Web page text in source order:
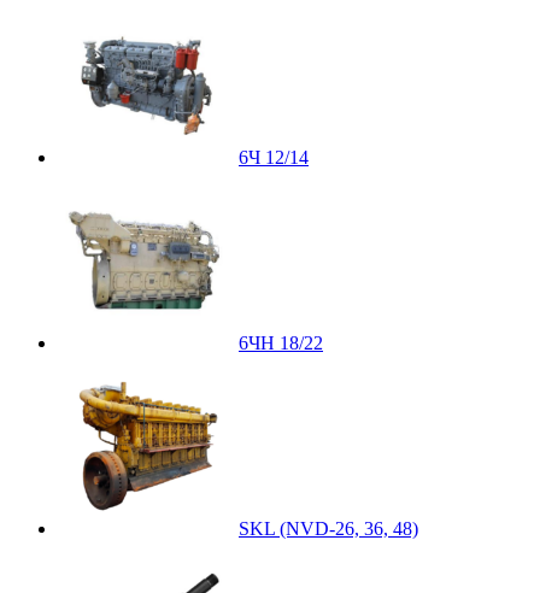
6Ч 12/14
6ЧН 18/22
SKL (NVD-26, 36, 48)